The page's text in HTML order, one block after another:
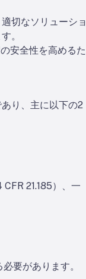
切なソリューショ
。
安全性を高めるた
り、主に以下の2
21.185）、一
要があります。